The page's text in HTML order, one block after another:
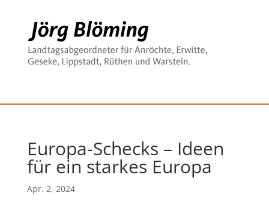
Europa-Schecks – Ideen
für ein starkes Europa
Apr. 2, 2024